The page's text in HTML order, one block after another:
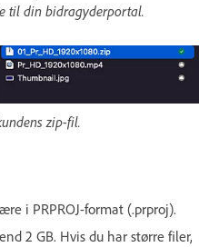
til din bidragyderportal.
zip-fil.
i PRPROJ-format (.prproj).
2 GB. Hvis du har større filer,